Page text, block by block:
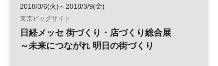
2018/3/6(火)～2018/3/9(金)
東京ビッグサイト
日経メッセ 街づくり・店づくり総合展
～未来につながれ 明日の街づくり